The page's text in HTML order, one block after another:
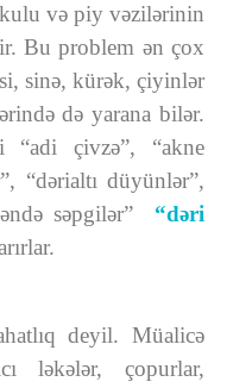
və piy vəzilərinin
Bu problem ən çox
sinə, kürək, çiyinlər
də yarana bilər.
“adi çivzə”, “akne
“dərialtı düyünlər”,
səpgilər” “dəri
deyil. Müalicə
ləkələr, çopurlar,